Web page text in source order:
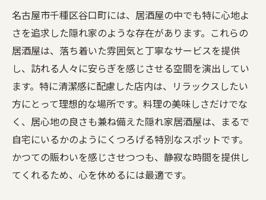
名古屋市千種区谷口町には、居酒屋の中でも特に心地よ
さを追求した隠れ家のような存在があります。これらの
居酒屋は、落ち着いた雰囲気と丁寧なサービスを提供
し、訪れる人々に安らぎを感じさせる空間を演出してい
ます。特に清潔感に配慮した店内は、リラックスしたい
方にとって理想的な場所です。料理の美味しさだけでな
く、居心地の良さも兼ね備えた隠れ家居酒屋は、まるで
自宅にいるかのようにくつろげる特別なスポットです。
かつての賑わいを感じさせつつも、静寂な時間を提供し
てくれるため、心を休めるには最適です。